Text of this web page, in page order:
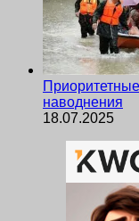
наводнения
18.07.2025